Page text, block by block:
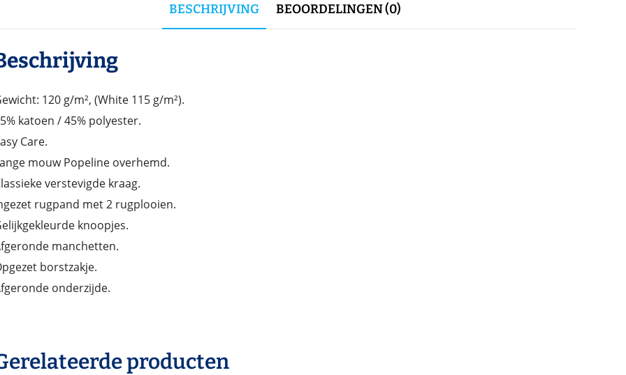
BESCHRIJVING BEOORDELINGEN (0)
120 g/m², (White 115 g/m²).
katoen / 45% polyester.
Care.
mouw Popeline overhemd.
verstevigde kraag.
rugpand met 2 rugplooien.
knoopjes.
manchetten.
borstzakje.
onderzijde.
producten